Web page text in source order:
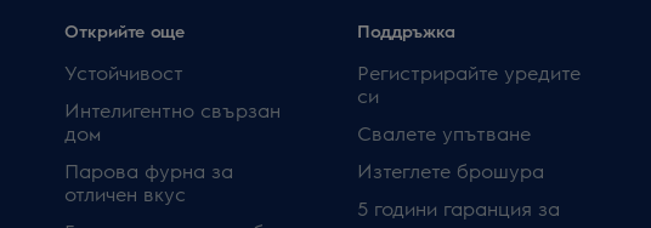
Открийте още
Устойчивост
Интелигентно свързан
дом
Парова фурна за
отличен вкус
Поддръжка
Регистрирайте уредите
си
Свалете упътване
Изтеглете брошура
5 години гаранция за